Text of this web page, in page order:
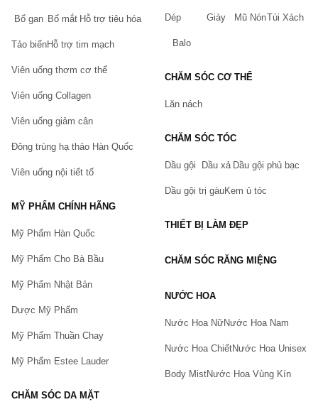
Bổ gan Bổ mắt Hỗ trợ tiêu hóa
Tảo biểnHỗ trợ tim mạch
Viên uống thơm cơ thể
Viên uống Collagen
Viên uống giảm cân
Đông trùng hạ thảo Hàn Quốc
Viên uống nội tiết tố
MỸ PHẨM CHÍNH HÃNG
Mỹ Phẩm Hàn Quốc
Mỹ Phẩm Cho Bà Bầu
Mỹ Phẩm Nhật Bản
Dược Mỹ Phẩm
Mỹ Phẩm Thuần Chay
Mỹ Phẩm Estee Lauder
CHĂM SÓC DA MẶT
Dép Giày Mũ NónTúi Xách
Balo
CHĂM SÓC CƠ THỂ
Lăn nách
CHĂM SÓC TÓC
Dầu gội Dầu xả Dầu gội phủ bạc
Dầu gội trị gàuKem ủ tóc
THIẾT BỊ LÀM ĐẸP
CHĂM SÓC RĂNG MIỆNG
NƯỚC HOA
Nước Hoa NữNước Hoa Nam
Nước Hoa ChiếtNước Hoa Unisex
Body MistNước Hoa Vùng Kín